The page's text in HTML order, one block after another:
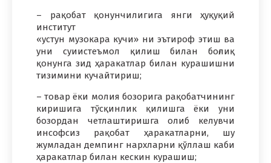
– рақобат қонунчилигига янги ҳуқуқий
институт
«устун музокара кучи» ни эътироф этиш ва
уни суиистеъмол қилиш билан боғлиқ
қонунга зид ҳаракатлар билан курашишни
тизимини кучайтириш;
– товар ёки молия бозорига рақобатчининг
киришига тўсқинлик қилишга ёки уни
бозордан четлаштиришга олиб келувчи
инсофсиз рақобат ҳаракатларни, шу
жумладан демпинг нархларни қўллаш каби
ҳаракатлар билан кескин курашиш;